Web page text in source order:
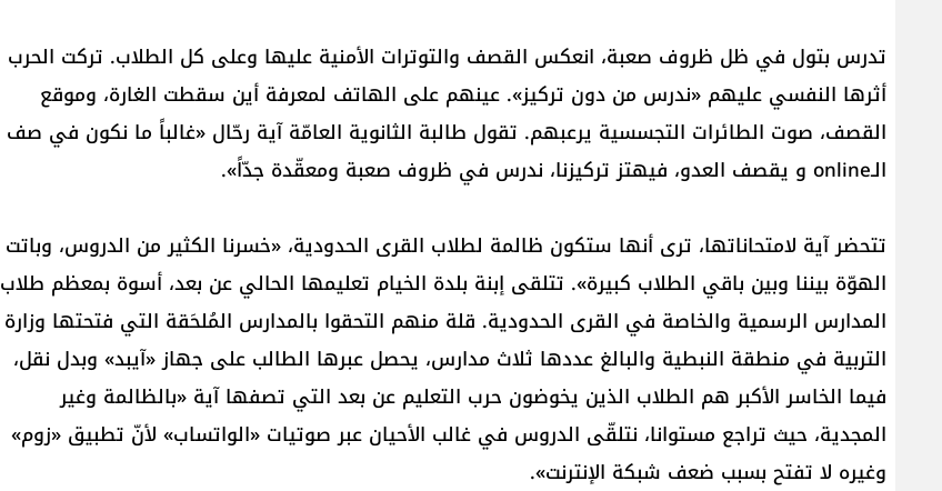
تدرس بتول في ظل ظروف صعبة، انعكس القصف والتوترات الأمنية عليها وعلى كل الطلاب. تركت الحرب
أثرها النفسي عليهم «ندرس من دون تركيز». عينهم على الهاتف لمعرفة أين سقطت الغارة، وموقع
القصف، صوت الطائرات التجسسية يرعبهم. تقول طالبة الثانوية العامّة آية رحّال «غالباً ما نكون في صف
الـonline و يقصف العدو، فيهتز تركيزنا، ندرس في ظروف صعبة ومعقّدة جدّاً».
تتحضر آية لامتحاناتها، ترى أنها ستكون ظالمة لطلاب القرى الحدودية، «خسرنا الكثير من الدروس، وباتت
الهوّة بيننا وبين باقي الطلاب كبيرة». تتلقى إبنة بلدة الخيام تعليمها الحالي عن بعد، أسوة بمعظم طلاب
المدارس الرسمية والخاصة في القرى الحدودية. قلة منهم التحقوا بالمدارس المُلحَقة التي فتحتها وزارة
التربية في منطقة النبطية والبالغ عددها ثلاث مدارس، يحصل عبرها الطالب على جهاز «آيبد» وبدل نقل،
فيما الخاسر الأكبر هم الطلاب الذين يخوضون حرب التعليم عن بعد التي تصفها آية «بالظالمة وغير
المجدية، حيث تراجع مستوانا، نتلقّى الدروس في غالب الأحيان عبر صوتيات «الواتساب» لأنّ تطبيق «زوم»
وغيره لا تفتح بسبب ضعف شبكة الإنترنت».